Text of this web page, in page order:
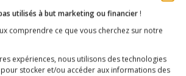
utilisés à but marketing ou financier !
comprendre ce que vous cherchez sur notre
expériences, nous utilisons des technologies
stocker et/ou accéder aux informations des
E3M